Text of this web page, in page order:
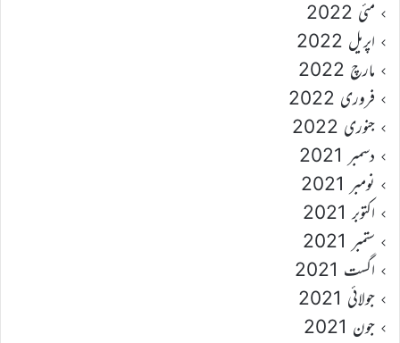
مئی 2022
اپریل 2022
مارچ 2022
فروری 2022
جنوری 2022
دسمبر 2021
نومبر 2021
اکتوبر 2021
ستمبر 2021
اگست 2021
جولائی 2021
جون 2021